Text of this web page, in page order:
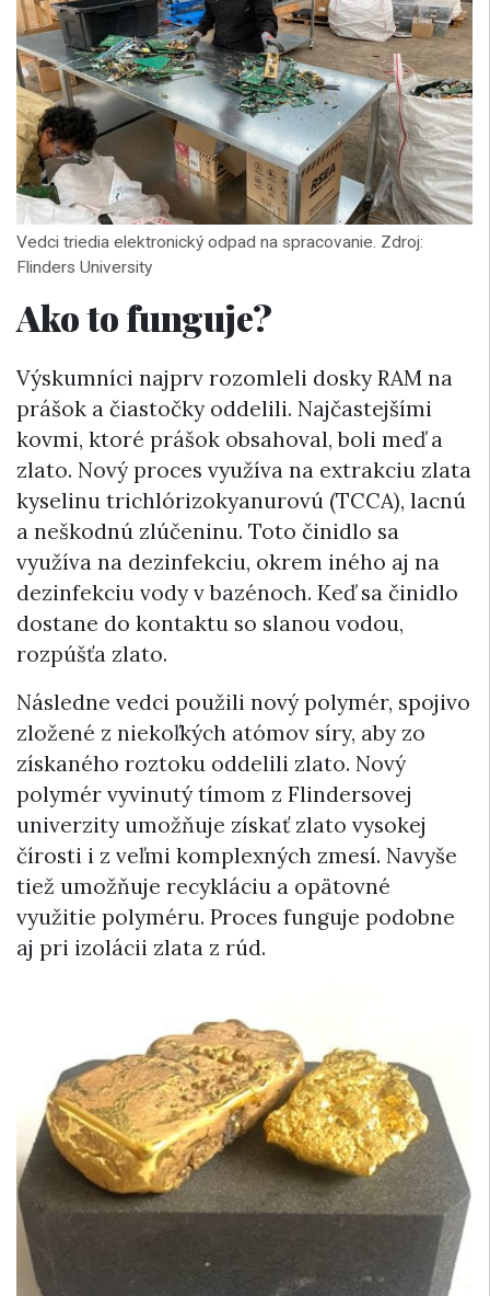
Vedci triedia elektronický odpad na spracovanie. Zdroj:
Flinders University
Ako to funguje?
Výskumníci najprv rozomleli dosky RAM na
prášok a čiastočky oddelili. Najčastejšími
kovmi, ktoré prášok obsahoval, boli meď a
zlato. Nový proces využíva na extrakciu zlata
kyselinu trichlórizokyanurovú (TCCA), lacnú
a neškodnú zlúčeninu. Toto činidlo sa
využíva na dezinfekciu, okrem iného aj na
dezinfekciu vody v bazénoch. Keď sa činidlo
dostane do kontaktu so slanou vodou,
rozpúšťa zlato.
Následne vedci použili nový polymér, spojivo
zložené z niekoľkých atómov síry, aby zo
získaného roztoku oddelili zlato. Nový
polymér vyvinutý tímom z Flindersovej
univerzity umožňuje získať zlato vysokej
čírosti i z veľmi komplexných zmesí. Navyše
tiež umožňuje recykláciu a opätovné
využitie polyméru. Proces funguje podobne
aj pri izolácii zlata z rúd.